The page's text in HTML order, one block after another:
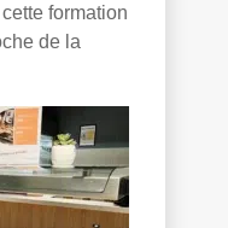
formation
de la